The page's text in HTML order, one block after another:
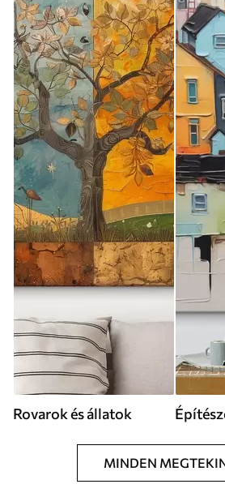
Rovarok és állatok
MINDEN